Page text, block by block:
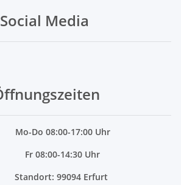
Social Media
Mo-Do 08:00-17:00 Uhr
Fr 08:00-14:30 Uhr
Standort: 99094 Erfurt